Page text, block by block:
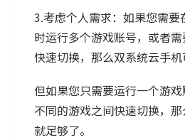
3.考虑个人需求：如果您需要
时运行多个游戏账号，或者
快速切换，那么双系统云手机
但如果您只需要运行一个游
不同的游戏之间快速切换，
就足够了。